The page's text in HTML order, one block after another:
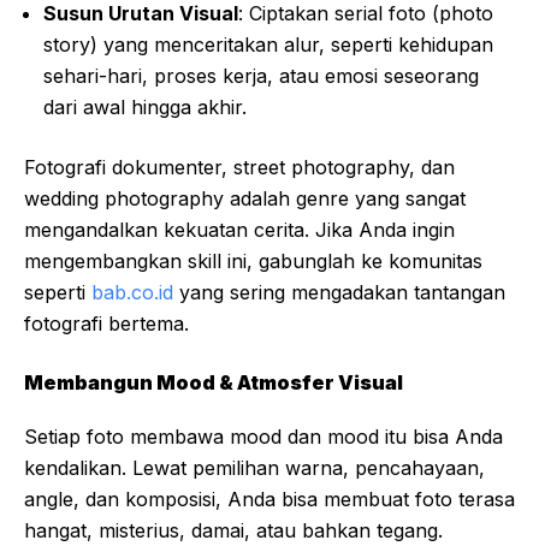
Susun Urutan Visual: Ciptakan serial foto (photo
story) yang menceritakan alur, seperti kehidupan
sehari-hari, proses kerja, atau emosi seseorang
dari awal hingga akhir.
Fotografi dokumenter, street photography, dan
wedding photography adalah genre yang sangat
mengandalkan kekuatan cerita. Jika Anda ingin
mengembangkan skill ini, gabunglah ke komunitas
seperti bab.co.id yang sering mengadakan tantangan
fotografi bertema.
Membangun Mood & Atmosfer Visual
Setiap foto membawa mood dan mood itu bisa Anda
kendalikan. Lewat pemilihan warna, pencahayaan,
angle, dan komposisi, Anda bisa membuat foto terasa
hangat, misterius, damai, atau bahkan tegang.